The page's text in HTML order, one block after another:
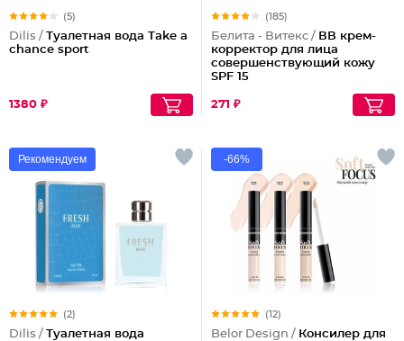
(5)
Dilis / Туалетная вода Take a
chance sport
1380 ₽
(185)
Белита - Витекс / ВВ крем-
корректор для лица
совершенствующий кожу
SPF 15
271 ₽
Рекомендуем
(2)
Dilis / Туалетная вода
-66%
(12)
Belor Design / Консилер для